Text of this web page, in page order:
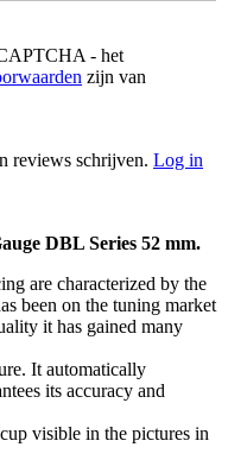
- het
zijn van
reviews schrijven. Log in
DBL Series 52 mm.
are characterized by the
been on the tuning market
it has gained many
It automatically
its accuracy and
visible in the pictures in